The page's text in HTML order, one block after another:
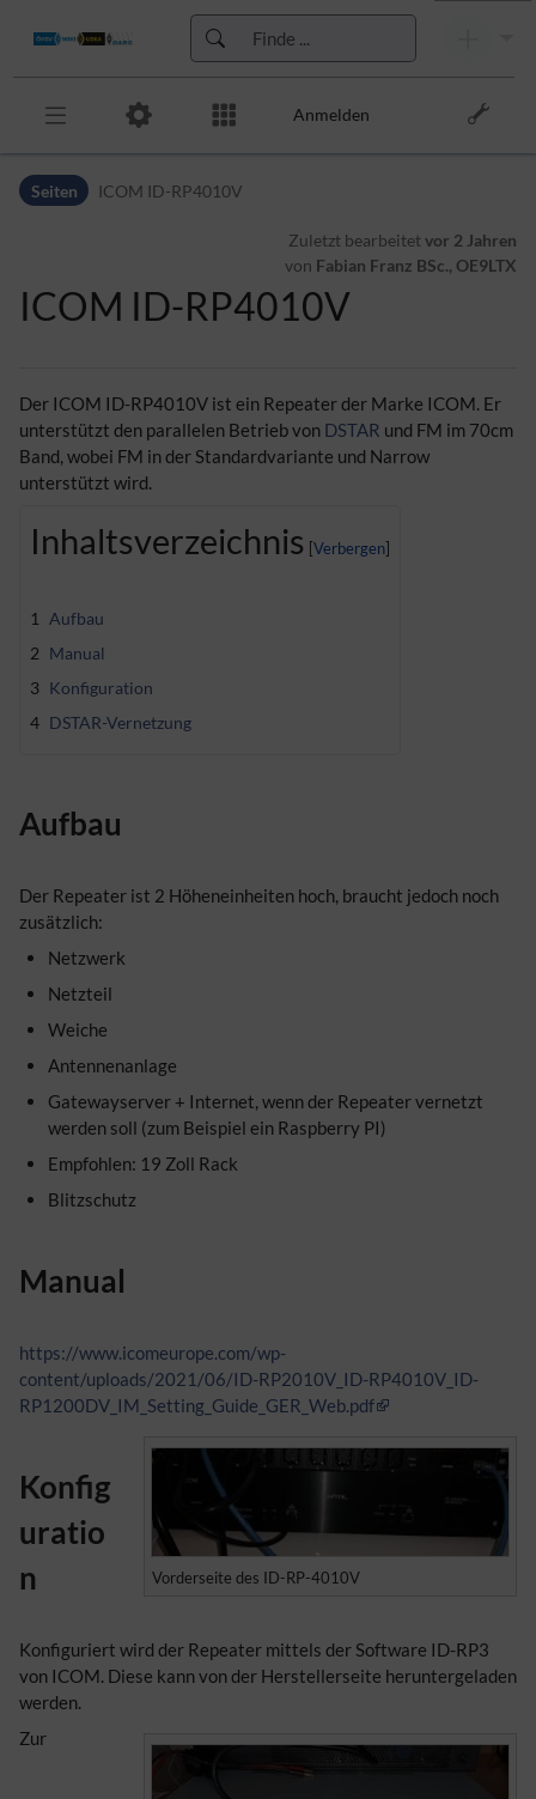
Zur Hauptnavigation
Anmelden
Seiten ICOM ID-RP4010V
Zuletzt bearbeitetvor 2 Jahren
von Fabian Franz BSc., OE9LTX
ICOM ID-RP4010V
Der ICOM ID-RP4010V ist ein Repeater der Marke ICOM. Er
unterstützt den parallelen Betrieb von DSTAR und FM im 70cm
Band, wobei FM in der Standardvariante und Narrow
unterstützt wird.
Inhaltsverzeichnis
1
Aufbau
2 Manual
3 Konfiguration
4 DSTAR-Vernetzung
Aufbau
Der Repeater ist 2 Höheneinheiten hoch, braucht jedoch noch
zusätzlich:
Netzwerk
Netzteil
Weiche
Antennenanlage
Gatewayserver + Internet, wenn der Repeater vernetzt
werden soll (zum Beispiel ein Raspberry PI)
Empfohlen: 19 Zoll Rack
Blitzschutz
Manual
https://www.icomeurope.com/wp-
content/uploads/2021/06/ID-RP2010V_ID-RP4010V_ID-
RP1200DV_IM_Setting_Guide_GER_Web.pdf
Vorderseite des ID-RP-4010V
Konfig
uratio
n
Konfiguriert wird der Repeater mittels der Software ID-RP3
von ICOM. Diese kann von der Herstellerseite heruntergeladen
werden.
Zur